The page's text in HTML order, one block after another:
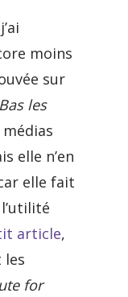
moins
sur
Bas les
elle n’en
elle fait
article,
les
for